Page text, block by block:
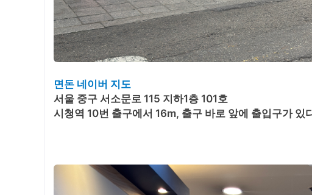
면돈 네이버 지도
서울 중구 서소문로 115 지하1층 101호
시청역 10번 출구에서 16m, 출구 바로 앞에 출입구가 있